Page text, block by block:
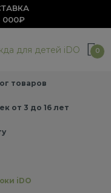
000₽
0
товаров
от 3 до 16 лет
iDO